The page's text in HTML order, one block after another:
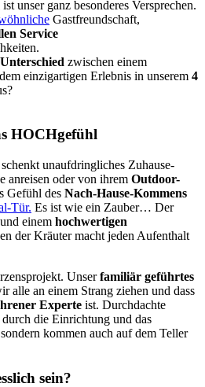
ist unser ganz besonderes Versprechen.
Gastfreundschaft,
Service
Unterschied zwischen einem
einzigartigen Erlebnis in unserem 4
HOCHgefühl
schenkt unaufdringliches Zuhause-
anreisen oder von ihrem Outdoor-
Gefühl des Nach-Hause-Kommens
Tür. Es ist wie ein Zauber… Der
einem hochwertigen
der Kräuter macht jeden Aufenthalt
Unserfamiliär geführtes
alle an einem Strang ziehen und dass
Experte ist. Durchdachte
die Einrichtung und das
kommen auch auf dem Teller
sein?